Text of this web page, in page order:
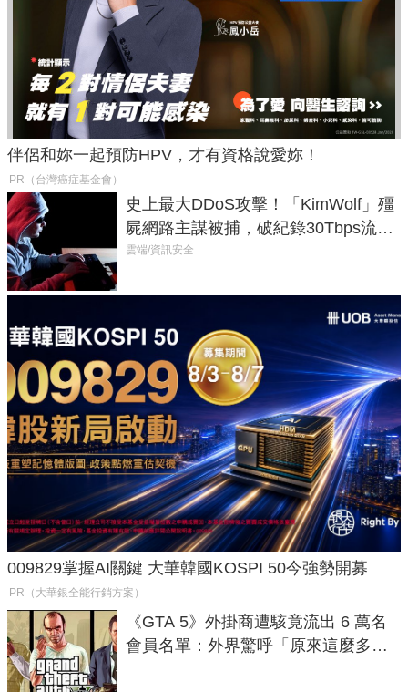
伴侶和妳一起預防HPV，才有資格說愛妳！
PR（台灣癌症基金會）
史上最大DDoS攻擊！「KimWolf」殭
屍網路主謀被捕，破紀錄30Tbps流量
癱瘓全球！
雲端/資訊安全
009829掌握AI關鍵 大華韓國KOSPI 50今強勢開募
PR（大華銀全能行銷方案）
《GTA 5》外掛商遭駭竟流出 6 萬名
會員名單：外界驚呼「原來這麼多人